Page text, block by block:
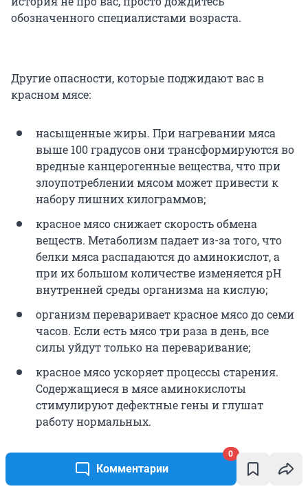
Комментарии
0
обозначенного специалистами возраста.
Другие опасности, которые поджидают вас в
красном мясе:
насыщенные жиры. При нагревании мяса
выше 100 градусов они трансформируются во
вредные канцерогенные вещества, что при
злоупотреблении мясом может привести к
набору лишних килограммов;
красное мясо снижает скорость обмена
веществ. Метаболизм падает из-за того, что
белки мяса распадаются до аминокислот, а
при их большом количестве изменяется рН
внутренней среды организма на кислую;
организм переваривает красное мясо до семи
часов. Если есть мясо три раза в день, все
силы уйдут только на переваривание;
красное мясо ускоряет процессы старения.
Содержащиеся в мясе аминокислоты
стимулируют дефектные гены и глушат
работу нормальных.
Мы совсем не говорим, что надо отказываться от
всего перечисленного — просто держите себя в